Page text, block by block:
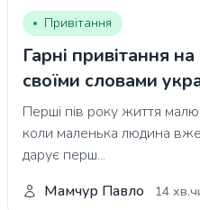
Привітання
Гарні привітання на
своїми словами
Перші пів року життя
коли маленька людина
дарує перш...
Мамчур Павло
14